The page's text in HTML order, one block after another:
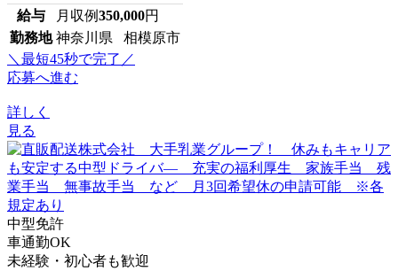
給与 月収例350,000円
勤務地 神奈川県 相模原市
＼最短45秒で完了／
応募へ進む
詳しく
見る
中型免許
車通勤OK
未経験・初心者も歓迎